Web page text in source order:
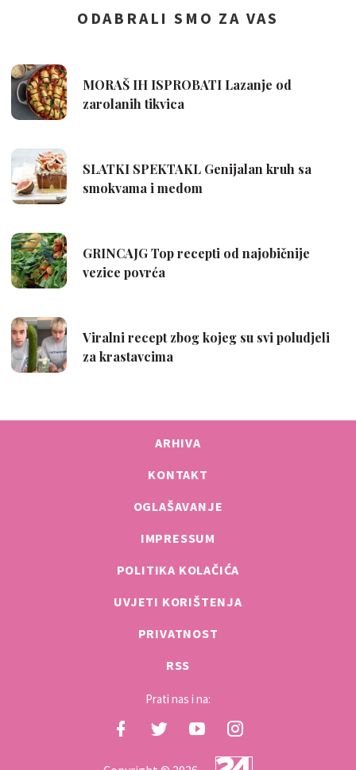
ARHIVA
KONTAKT
OGLAŠAVANJE
IMPRESSUM
POLITIKA KOLAČIĆA
UVJETI KORIŠTENJA
PRIVATNOST
RSS
Prati nas i na: